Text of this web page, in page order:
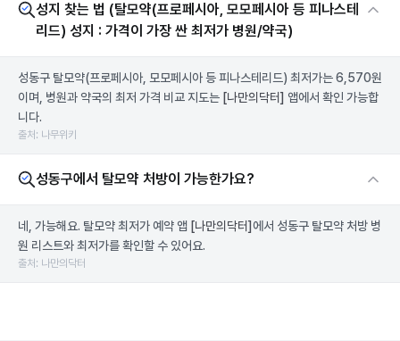
성지 찾는 법 (탈모약(프로페시아, 모모페시아 등 피나스테
리드) 성지 : 가격이 가장 싼 최저가 병원/약국)
성동구 탈모약(프로페시아, 모모페시아 등 피나스테리드) 최저가는 6,570원
이며, 병원과 약국의 최저 가격 비교 지도는 [나만의닥터] 앱에서 확인 가능합
니다.
출처: 나무위키
성동구에서 탈모약 처방이 가능한가요?
네, 가능해요. 탈모약 최저가 예약 앱 [나만의닥터] 에서 성동구 탈모약 처방 병
원 리스트와 최저가를 확인할 수 있어요.
출처: 나만의닥터